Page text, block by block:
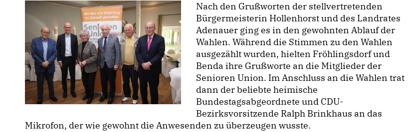
Nach den Grußworten der stellvertretenden
Bürgermeisterin Hollenhorst und des Landrates
Adenauer ging es in den gewohnten Ablauf der
Wahlen. Während die Stimmen zu den Wahlen
ausgezählt wurden, hielten Fröhlingsdorf und
Benda ihre Grußworte an die Mitglieder der
Senioren Union. Im Anschluss an die Wahlen trat
dann der beliebte heimische
Bundestagsabgeordnete und CDU-
Bezirksvorsitzende Ralph Brinkhaus an das
Mikrofon, der wie gewohnt die Anwesenden zu überzeugen wusste.